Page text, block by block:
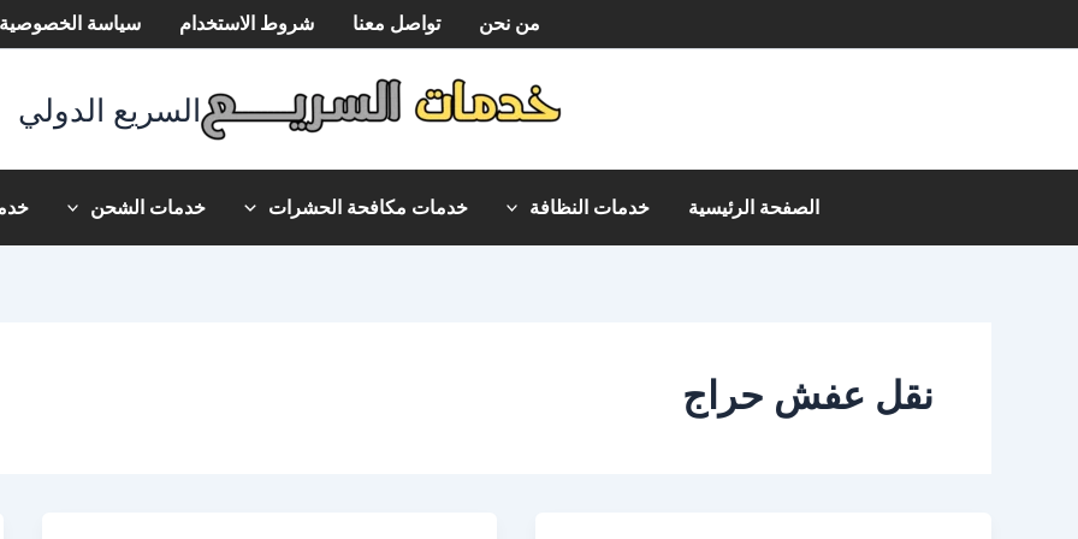
إلى
من نحن تواصل معنا شروط الاستخدام سياسة الخصوصية
السريع الدولي
الصفحة الرئيسية خدمات النظافة خدمات مكافحة الحشرات خدمات الشحن
نقل عفش حراج